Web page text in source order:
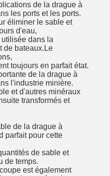
de la drague à
les ports et les ports.
éliminer le sable et
d'eau,
dans la
de bateaux. Le
toujours en parfait état.
de la drague à
l'industrie minière.
et d'autres minéraux
transformés et
de la drague à
parfait pour cette
de sable et
de temps.
est également